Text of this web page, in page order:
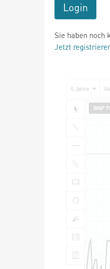
Login
Sie haben noch
Jetzt